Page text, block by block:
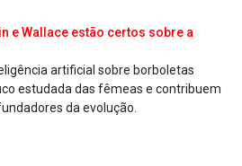
e Wallace estão certos sobre a
artificial sobre borboletas
estudada das fêmeas e contribuem
da evolução.